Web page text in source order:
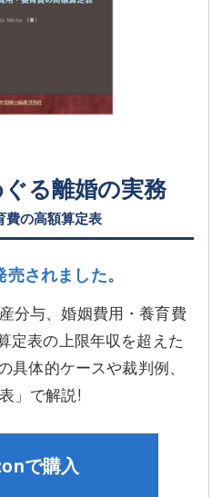
る離婚の実務
費の高額算定表
されました。
分与、婚姻費用・養育費
定表の上限年収を超えた
具体的ケースや裁判例、
」で解説!
で購入